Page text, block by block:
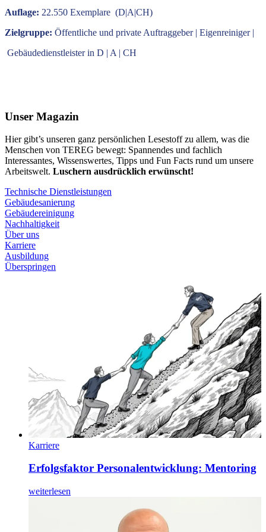
Auflage: 22.550 Exemplare (D|A|CH)
Zielgruppe: Öffentliche und private Auftraggeber | Eigenreiniger |
Gebäudedienstleister in D | A | CH
Unser Magazin
Hier gibt’s unseren ganz persönlichen Lesestoff zu allem, was die
Menschen von TEREG bewegt: Spannendes und fachlich
Interessantes, Wissenswertes, Tipps und Fun Facts rund um unsere
Arbeitswelt. Luschern ausdrücklich erwünscht!
Technische Dienstleistungen
Gebäudesanierung
Gebäudereinigung
Nachhaltigkeit
Über uns
Karriere
Ausbildung
Überspringen
Karriere
Erfolgsfaktor Personalentwicklung: Mentoring
weiterlesen